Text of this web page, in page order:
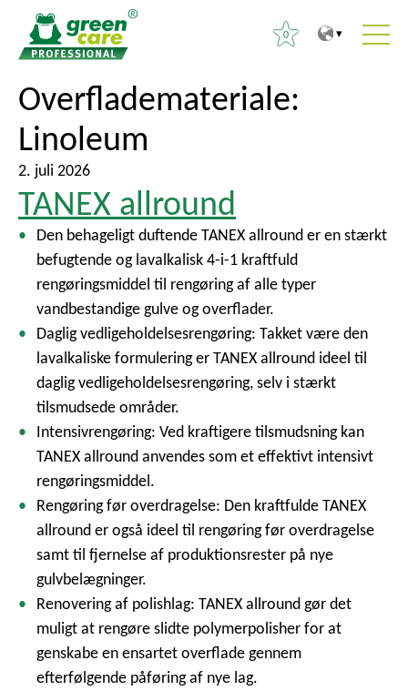
0
S
ø
e
f
t
e
Overflademateriale:
Linoleum
2. juli 2026
TANEX allround
Den behageligt duftende TANEX allround er en stærkt
befugtende og lavalkalisk 4-i-1 kraftfuld
rengøringsmiddel til rengøring af alle typer
vandbestandige gulve og overflader.
Daglig vedligeholdelsesrengøring: Takket være den
lavalkaliske formulering er TANEX allround ideel til
daglig vedligeholdelsesrengøring, selv i stærkt
tilsmudsede områder.
Intensivrengøring: Ved kraftigere tilsmudsning kan
TANEX allround anvendes som et effektivt intensivt
rengøringsmiddel.
Rengøring før overdragelse: Den kraftfulde TANEX
allround er også ideel til rengøring før overdragelse
samt til fjernelse af produktionsrester på nye
gulvbelægninger.
Renovering af polishlag: TANEX allround gør det
muligt at rengøre slidte polymerpolisher for at
genskabe en ensartet overflade gennem
efterfølgende påføring af nye lag.